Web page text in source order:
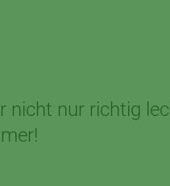
nicht nur richtig